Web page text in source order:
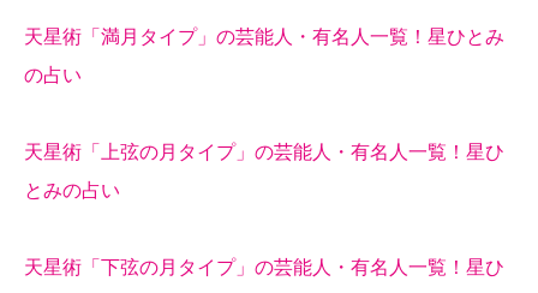
天星術「満月タイプ」の芸能人・有名人一覧！星ひとみ
の占い
天星術「上弦の月タイプ」の芸能人・有名人一覧！星ひ
とみの占い
天星術「下弦の月タイプ」の芸能人・有名人一覧！星ひ